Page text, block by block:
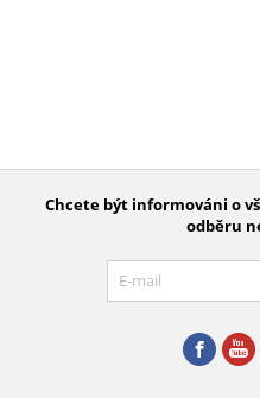
Chcete být informováni o
odběru